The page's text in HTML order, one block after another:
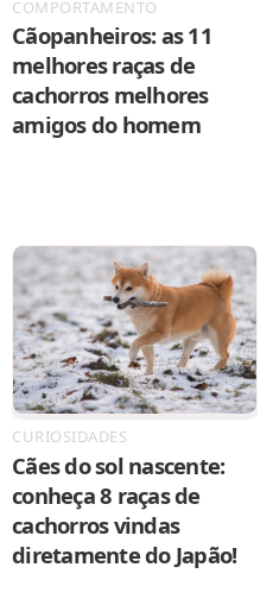
COMPORTAMENTO
Cãopanheiros: as 11
melhores raças de
cachorros melhores
amigos do homem
CURIOSIDADES
Cães do sol nascente:
conheça 8 raças de
cachorros vindas
diretamente do Japão!